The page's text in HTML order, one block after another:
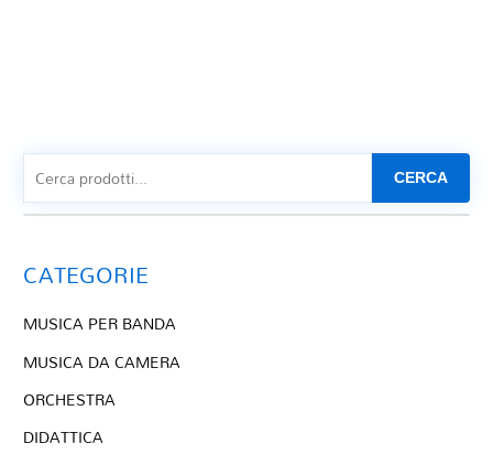
CERCA
CATEGORIE
MUSICA PER BANDA
MUSICA DA CAMERA
ORCHESTRA
DIDATTICA